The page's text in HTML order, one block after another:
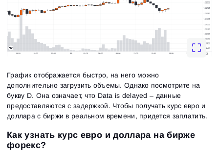
График отображается быстро, на него можно
дополнительно загрузить объемы. Однако посмотрите на
букву D. Она означает, что Data is delayed – данные
предоставляются с задержкой. Чтобы получать курс евро и
доллара с биржи в реальном времени, придется заплатить.
Как узнать курс евро и доллара на бирже
форекс?